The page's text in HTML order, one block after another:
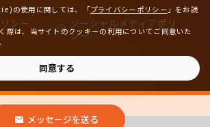
メッセージを送る
シー
ソーシャルメディアポリ
シー
の使用に関しては、
「プライバシーポリシー 」をお読
際は、当サイトのクッキーの利用についてご同意いた
同意する